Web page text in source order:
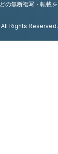
の無断複写・転載
Rights Reserved.